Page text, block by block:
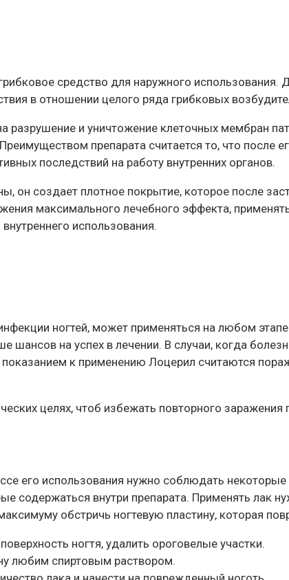
средство для наружного
в отношении целого ряда грибковых
разрушение и уничтожение клеточных мембран
препарата считается то, что после
последствий на работу внутренних органов.
он создает плотное покрытие, которое после
максимального лечебного эффекта,
использования.
ногтей, может применяться на любом
шансов на успех в лечении. В случаи, когда
к применению Лоцерил считаются
целях, чтоб избежать повторного заражения
его использования нужно соблюдать
содержаться внутри препарата. Применять
обстричь ногтевую пластину, которая
ногтя, удалить ороговелые участки.
любим спиртовым раствором.